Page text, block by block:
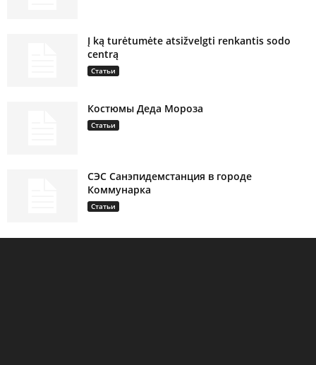
Į ką turėtumėte atsižvelgti renkantis sodo
centrą
Статьи
Костюмы Деда Мороза
Статьи
СЭС Санэпидемстанция в городе
Коммунарка
Статьи